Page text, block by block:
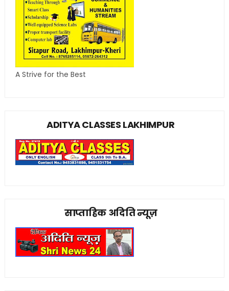
A Strive for the Best
ADITYA CLASSES LAKHIMPUR
साप्ताहिक अदिति न्यूज़